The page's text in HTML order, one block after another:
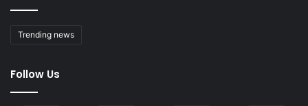
Trending news
Follow Us